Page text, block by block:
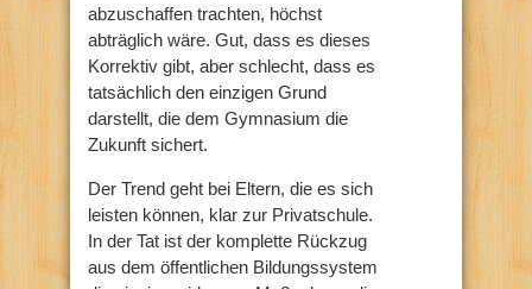
abzuschaffen trachten, höchst
abträglich wäre. Gut, dass es dieses
Korrektiv gibt, aber schlecht, dass es
tatsächlich den einzigen Grund
darstellt, die dem Gymnasium die
Zukunft sichert.
Der Trend geht bei Eltern, die es sich
leisten können, klar zur Privatschule.
In der Tat ist der komplette Rückzug
aus dem öffentlichen Bildungssystem